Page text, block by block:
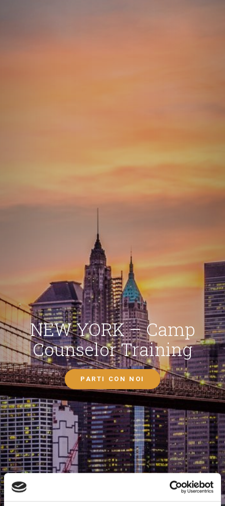
NEW YORK – Camp
Counselor Training
PARTI CON NOI